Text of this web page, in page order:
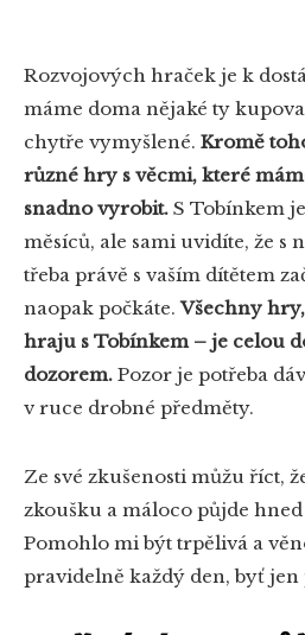
Rozvojových hraček je k
máme doma nějaké ty
chytře vymyšlené. Kromě
různé hry s věcmi, které
snadno vyrobit. S Tobínkem
měsíců, ale sami uvidíte, že s
třeba právě s vaším dítětem
naopak počkáte.Všechny
hraju s Tobínkem – je celou
dozorem. Pozor je potřeba
v ruce drobné předměty.
Ze své zkušenosti můžu říct,
zkoušku a máloco půjde
Pomohlo mi být trpělivá a
pravidelně každý den, byť